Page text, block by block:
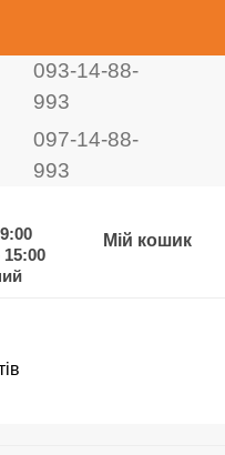
093-14-88-
993
097-14-88-
993
15:00
Мій кошик